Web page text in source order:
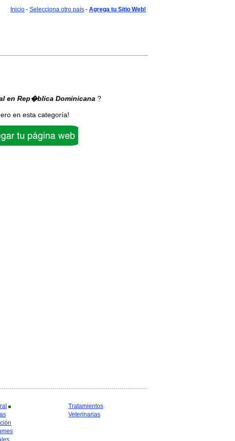
Inicio - Selecciona otro país - Agrega tu Sitio Web!
en Rep�blica Dominicana ?
en esta categoría!
Tratamientos
Veterinarias